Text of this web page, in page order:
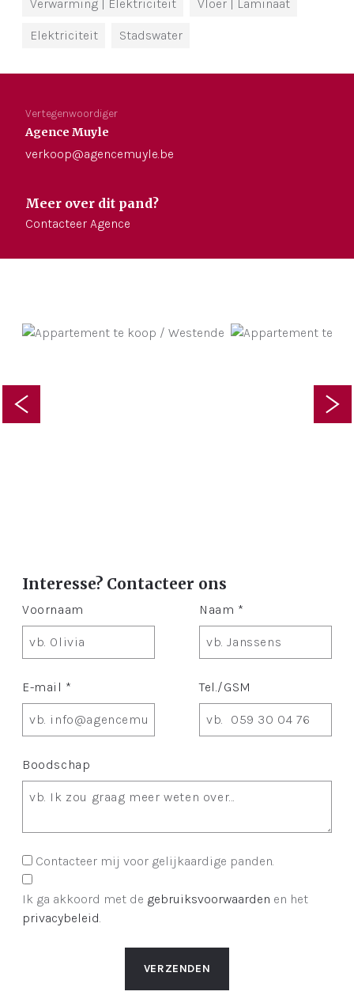
Verwarming | Elektriciteit Vloer | Laminaat
Elektriciteit Stadswater
Vertegenwoordiger
Agence Muyle
verkoop@agencemuyle.be
Meer over dit pand?
Contacteer Agence
Interesse? Contacteer ons
Voornaam Naam *
E-mail * Tel./GSM
Boodschap
Contacteer mij voor gelijkaardige panden.
Ik ga akkoord met de gebruiksvoorwaarden en het
privacybeleid.
VERZENDEN